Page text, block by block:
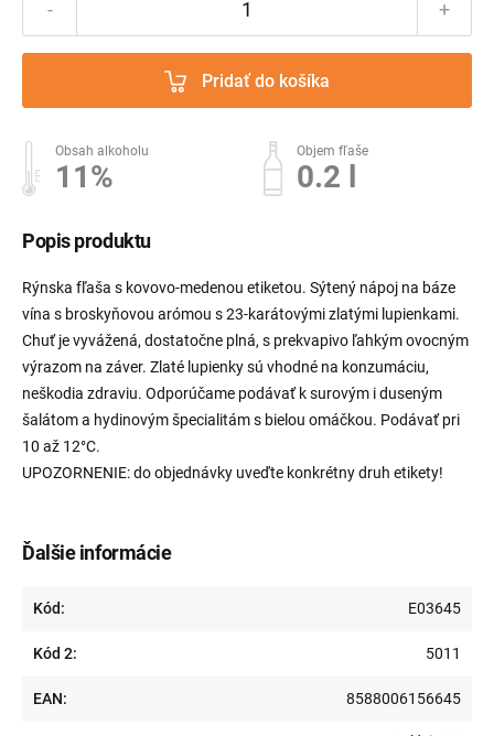
- +
Pridať do košíka
Obsah alkoholu
11%
Objem fľaše
0.2 l
Ďalšie informácie
Kód: E03645
Kód 2: 5011
EAN: 8588006156645
Popis produktu
Rýnska fľaša s kovovo-medenou etiketou. Sýtený nápoj na báze
vína s broskyňovou arómou s 23-karátovými zlatými lupienkami.
Chuť je vyvážená, dostatočne plná, s prekvapivo ľahkým ovocným
výrazom na záver. Zlaté lupienky sú vhodné na konzumáciu,
neškodia zdraviu. Odporúčame podávať k surovým i duseným
šalátom a hydinovým špecialitám s bielou omáčkou. Podávať pri
10 až 12°C.
UPOZORNENIE: do objednávky uveďte konkrétny druh etikety!